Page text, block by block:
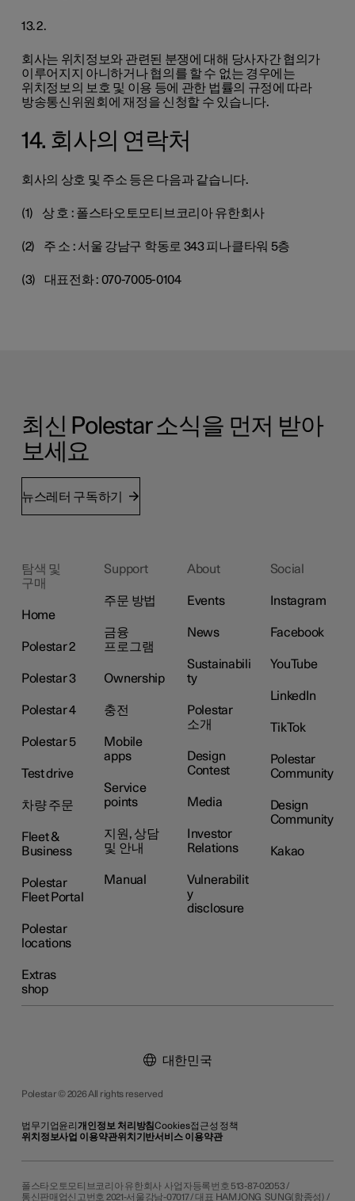
13.2.
회사는 위치정보와 관련된 분쟁에 대해 당사자간 협의가
이루어지지 아니하거나 협의를 할 수 없는 경우에는
위치정보의 보호 및 이용 등에 관한 법률의 규정에 따라
방송통신위원회에 재정을 신청할 수 있습니다.
14. 회사의 연락처
회사의 상호 및 주소 등은 다음과 같습니다.
(1) 상 호 : 폴스타오토모티브코리아 유한회사
(2) 주 소 : 서울 강남구 학동로 343 피나클타워 5층
(3) 대표전화 : 070-7005-0104
최신 Polestar 소식을 먼저 받아
보세요
뉴스레터 구독하기
탐색 및
구매
Home
Polestar 2
Polestar 3
Polestar 4
Polestar 5
Test drive
차량 주문
Fleet &
Business
Polestar
Fleet Portal
Polestar
locations
Extras
shop
Support
주문 방법
금융
프로그램
Ownership
충전
Mobile
apps
Service
points
지원, 상담
및 안내
Manual
About
Events
News
Sustainabili
ty
Polestar
소개
Design
Contest
Media
Investor
Relations
Vulnerabilit
y
disclosure
Social
Instagram
Facebook
YouTube
LinkedIn
TikTok
Polestar
Community
Design
Community
Kakao
Polestar © 2026 All rights reserved
법무기업윤리개인정보 처리방침Cookies접근성 정책
위치정보사업 이용약관위치기반서비스 이용약관
대한민국
폴스타오토모티브코리아 유한회사 사업자등록번호 513-87-02053 /
통신판매업신고번호 2021-서울강남-07017 / 대표 HAM JONG SUNG(함종성) /